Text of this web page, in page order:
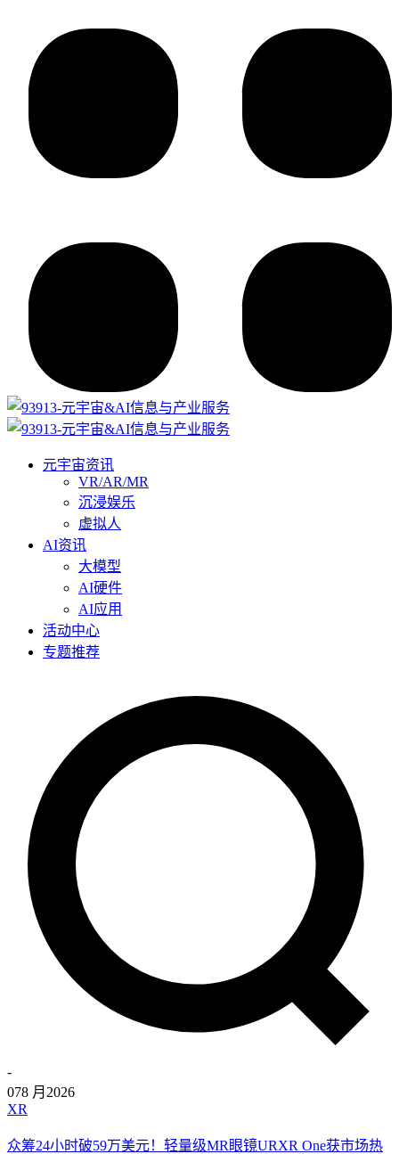
元宇宙资讯
VR/AR/MR
沉浸娱乐
虚拟人
AI资讯
大模型
AI硬件
AI应用
活动中心
专题推荐
-
078 月 2026
XR
众筹24小时破59万美元！轻量级MR眼镜URXR One获市场热